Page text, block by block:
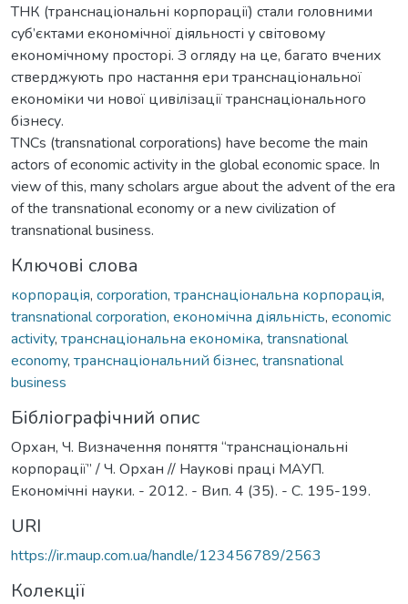
ТНК (транснаціональні корпорації) стали головними
суб’єктами економічної діяльності у світовому
економічному просторі. З огляду на це, багато вчених
стверджують про настання ери транснаціональної
економіки чи нової цивілізації транснаціонального
бізнесу.
TNCs (transnational corporations) have become the main
actors of economic activity in the global economic space. In
view of this, many scholars argue about the advent of the era
of the transnational economy or a new civilization of
transnational business.
Ключові слова
корпорація, corporation, транснаціональна корпорація,
transnational corporation, економічна діяльність, economic
activity, транснаціональна економіка, transnational
economy, транснаціональний бізнес, transnational
business
Бібліографічний опис
Орхан, Ч. Визначення поняття “транснаціональні
корпорації” / Ч. Орхан // Наукові праці МАУП.
Економічні науки. - 2012. - Вип. 4 (35). - С. 195-199.
URI
https://ir.maup.com.ua/handle/123456789/2563
Колекції